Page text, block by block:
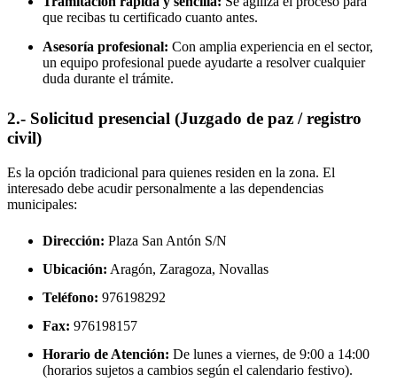
que recibas tu certificado cuanto antes.
Asesoría profesional: Con amplia experiencia en el sector,
un equipo profesional puede ayudarte a resolver cualquier
duda durante el trámite.
2.- Solicitud presencial (Juzgado de paz / registro
civil)
Es la opción tradicional para quienes residen en la zona. El
interesado debe acudir personalmente a las dependencias
municipales:
Dirección: Plaza San Antón S/N
Ubicación: Aragón, Zaragoza, Novallas
Teléfono: 976198292
Fax: 976198157
Horario de Atención: De lunes a viernes, de 9:00 a 14:00
(horarios sujetos a cambios según el calendario festivo).